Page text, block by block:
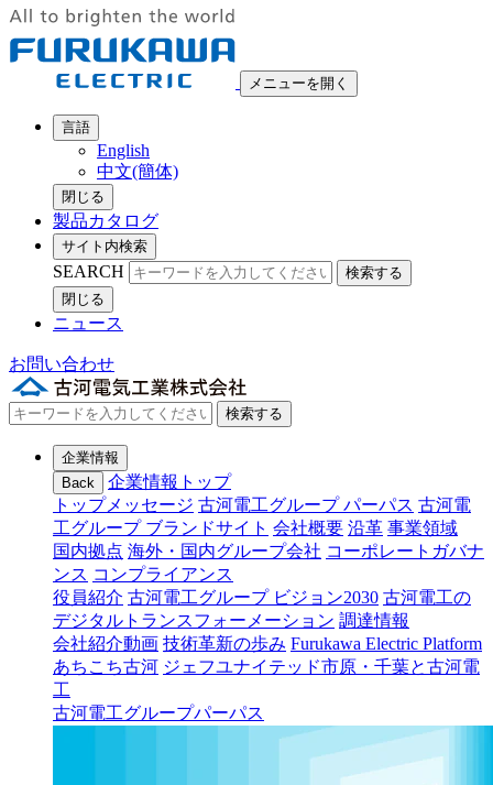
メニューを開く
言語
English
中文(簡体)
閉じる
製品カタログ
サイト内検索
SEARCH
検索する
閉じる
ニュース
お問い合わせ
検索する
企業情報
Back
企業情報トップ
トップメッセージ 古河電工グループ パーパス 古河電
工グループ ブランドサイト 会社概要 沿革 事業領域
国内拠点 海外・国内グループ会社 コーポレートガバナ
ンス コンプライアンス
役員紹介 古河電工グループ ビジョン2030 古河電工の
デジタルトランスフォーメーション 調達情報
会社紹介動画 技術革新の歩み Furukawa Electric Platform
あちこち古河 ジェフユナイテッド市原・千葉と古河電
工
古河電工グループパーパス